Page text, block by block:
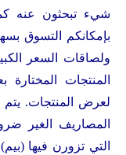
شيء تبحثون عنه
بإمكانكم التسوق
ولصاقات السعر
المنتجات المختارة
لعرض المنتجات.
المصاريف الغير
التي تزورن فيها